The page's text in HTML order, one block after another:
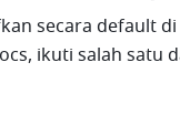
secara default di
ikuti salah satu